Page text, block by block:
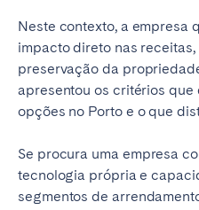
Neste contexto, a empresa
impacto direto nas
preservação da
apresentou os critérios que
opções no Porto e o que
Se procura uma empresa
tecnologia própria e
segmentos de